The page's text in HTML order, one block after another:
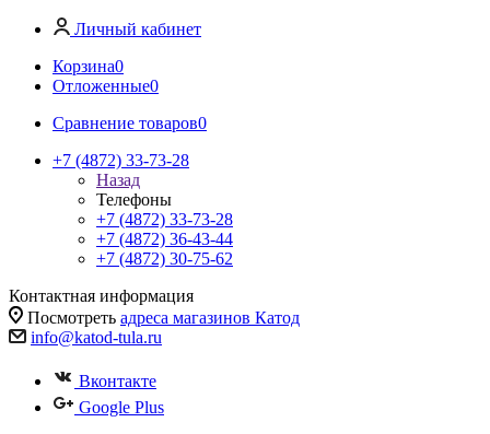
Личный кабинет
Корзина0
Отложенные0
Сравнение товаров0
+7 (4872) 33-73-28
Назад
Телефоны
+7 (4872) 33-73-28
+7 (4872) 36-43-44
+7 (4872) 30-75-62
Контактная информация
Посмотреть адреса магазинов Катод
info@katod-tula.ru
Вконтакте
Google Plus